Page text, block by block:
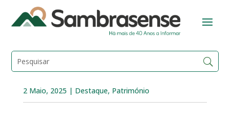
2 Maio, 2025 | Destaque, Património